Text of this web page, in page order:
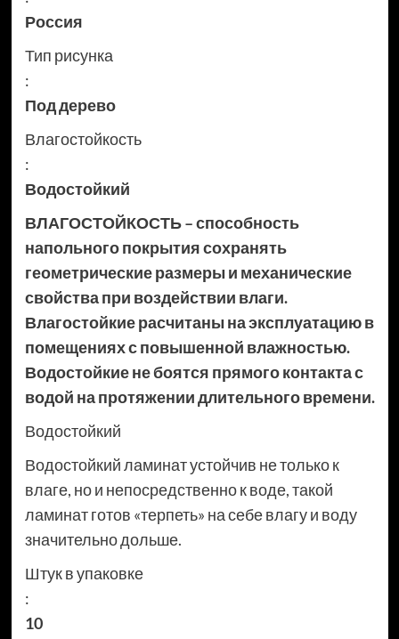
Россия
Тип рисунка
:
Под дерево
Влагостойкость
:
Водостойкий
ВЛАГОСТОЙКОСТЬ – способность
напольного покрытия сохранять
геометрические размеры и механические
свойства при воздействии влаги.
Влагостойкие расчитаны на эксплуатацию в
помещениях с повышенной влажностью.
Водостойкие не боятся прямого контакта с
водой на протяжении длительного времени.
Водостойкий
Водостойкий ламинат устойчив не только к
влаге, но и непосредственно к воде, такой
ламинат готов «терпеть» на себе влагу и воду
значительно дольше.
Штук в упаковке
:
10